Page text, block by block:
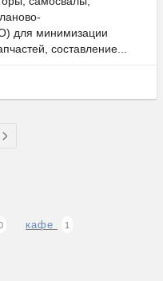
для минимизации
составление...
кафе 1